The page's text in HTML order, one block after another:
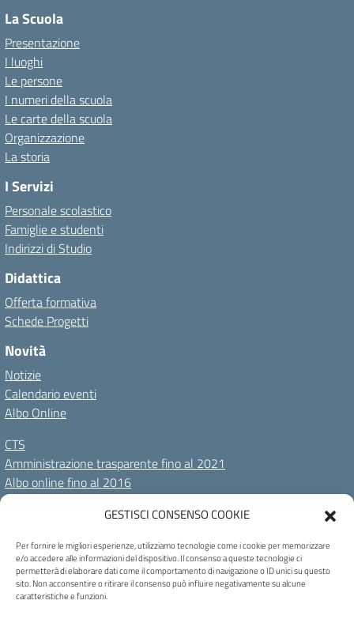
GESTISCI CONSENSO COOKIE
Per fornire le migliori esperienze, utilizziamo tecnologie come i cookie per memorizzare
e/o accedere alle informazioni del dispositivo. Il consenso a queste tecnologie ci
permetterà di elaborare dati come il comportamento di navigazione o ID unici su questo
sito. Non acconsentire o ritirare il consenso può influire negativamente su alcune
caratteristiche e funzioni.
La Scuola
Presentazione
I luoghi
Le persone
I numeri della scuola
Le carte della scuola
Organizzazione
La storia
I Servizi
Personale scolastico
Famiglie e studenti
Indirizzi di Studio
Didattica
Offerta formativa
Schede Progetti
Novità
Notizie
Calendario eventi
Albo Online
CTS
Amministrazione trasparente fino al 2021
Albo online fino al 2016
Dichiarazione di accessibilitàCookie PolicyNote legali
Seguici su: